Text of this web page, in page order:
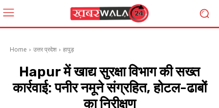
Home उत्तर प्रदेश हापुड़
Hapur में खाद्य सुरक्षा विभाग की सख्त
कार्रवाई: पनीर नमूने संग्रहित, होटल-ढाबों
का निरीक्षण